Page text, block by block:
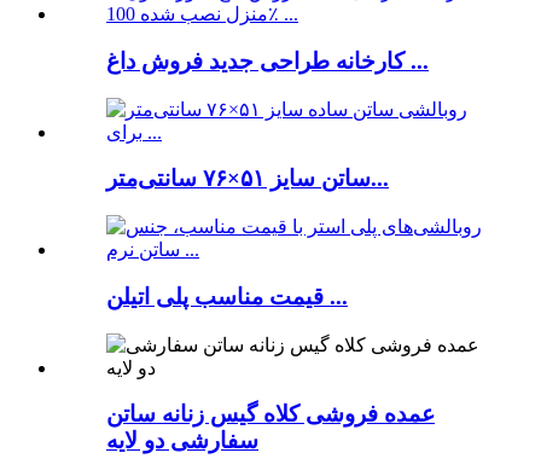
کارخانه طراحی جدید فروش داغ ...
ساتن سایز ۵۱×۷۶ سانتی‌متر...
قیمت مناسب پلی اتیلن ...
عمده فروشی کلاه گیس زنانه ساتن
سفارشی دو لایه